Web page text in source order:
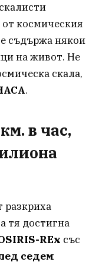
космическия
съдържа някои
на живот. Не
скала,
.
в час,
разкриха
тя достигна
REx със
седем